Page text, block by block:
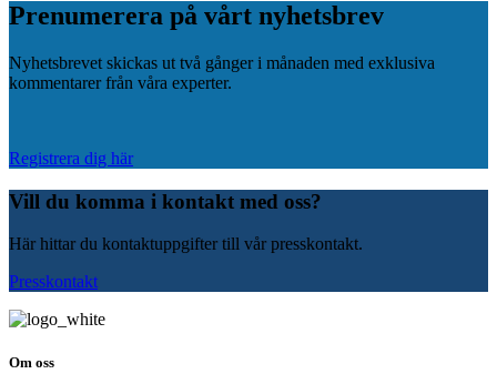
Prenumerera på vårt nyhetsbrev
Nyhetsbrevet skickas ut två gånger i månaden med exklusiva
kommentarer från våra experter.
Registrera dig här
Vill du komma i kontakt med oss?
Här hittar du kontaktuppgifter till vår presskontakt.
Presskontakt
Om oss